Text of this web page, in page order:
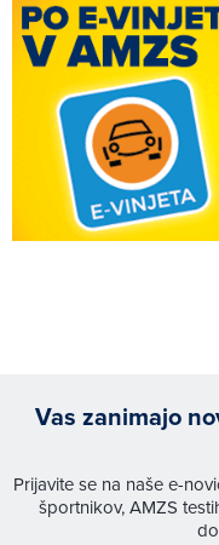
Vas zanimajo
Prijavite se na naše e-
športnikov, AMZS